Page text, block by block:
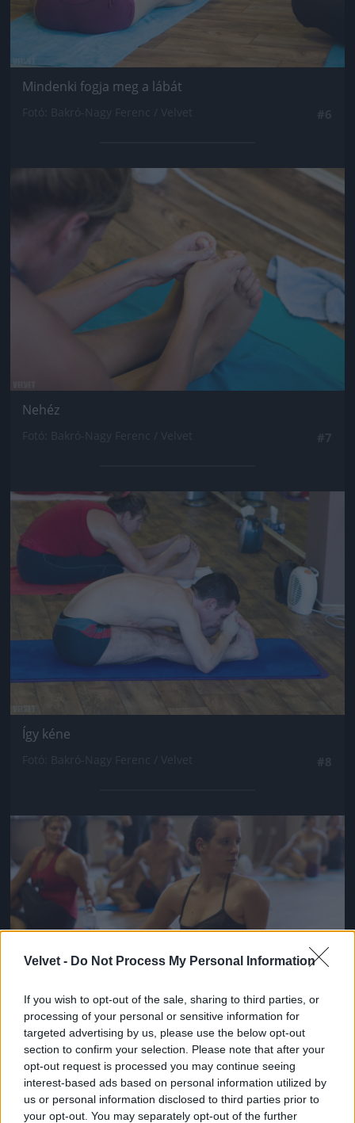
Velvet - Do Not Process My Personal Information
If you wish to opt-out of the sale, sharing to third parties, or
processing of your personal or sensitive information for
targeted advertising by us, please use the below opt-out
section to confirm your selection. Please note that after your
opt-out request is processed you may continue seeing
interest-based ads based on personal information utilized by
us or personal information disclosed to third parties prior to
your opt-out. You may separately opt-out of the further
Mindenki fogja meg a lábát
Jön még kép!
Nehéz
Jön még kép!
Így kéne
Jön még kép!
Klasszikus jóga mozdulat
Fotó: Bakró-Nagy Ferenc / Velvet #9